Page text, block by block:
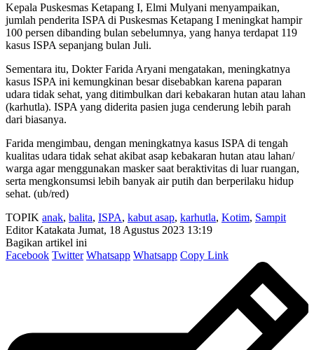
Kepala Puskesmas Ketapang I, Elmi Mulyani menyampaikan,
jumlah penderita ISPA di Puskesmas Ketapang I meningkat hampir
100 persen dibanding bulan sebelumnya, yang hanya terdapat 119
kasus ISPA sepanjang bulan Juli.
Sementara itu, Dokter Farida Aryani mengatakan, meningkatnya
kasus ISPA ini kemungkinan besar disebabkan karena paparan
udara tidak sehat, yang ditimbulkan dari kebakaran hutan atau lahan
(karhutla). ISPA yang diderita pasien juga cenderung lebih parah
dari biasanya.
Farida mengimbau, dengan meningkatnya kasus ISPA di tengah
kualitas udara tidak sehat akibat asap kebakaran hutan atau lahan/
warga agar menggunakan masker saat beraktivitas di luar ruangan,
serta mengkonsumsi lebih banyak air putih dan berperilaku hidup
sehat. (ub/red)
TOPIK anak, balita, ISPA, kabut asap, karhutla, Kotim, Sampit
Editor Katakata Jumat, 18 Agustus 2023 13:19
Bagikan artikel ini
Facebook Twitter Whatsapp Whatsapp Copy Link